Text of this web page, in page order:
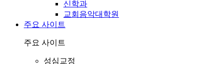
신학과
교회음악대학원
주요 사이트
주요 사이트
성심교정